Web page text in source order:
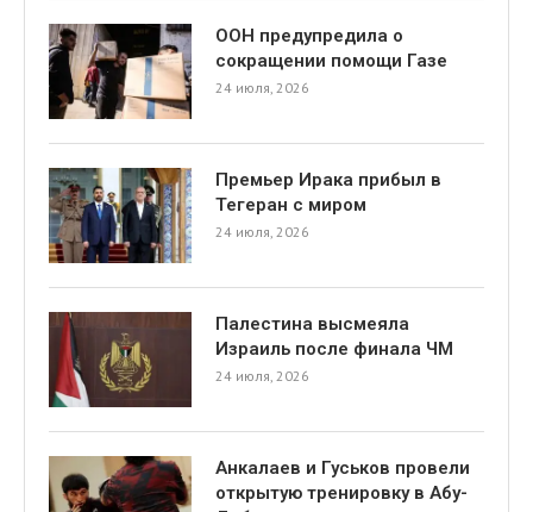
ООН предупредила о
сокращении помощи Газе
24 июля, 2026
Премьер Ирака прибыл в
Тегеран с миром
24 июля, 2026
Палестина высмеяла
Израиль после финала ЧМ
24 июля, 2026
Анкалаев и Гуськов провели
открытую тренировку в Абу-